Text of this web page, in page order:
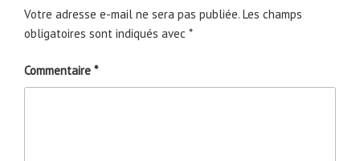
Votre adresse e-mail ne sera pas publiée. Les champs
obligatoires sont indiqués avec *
Commentaire *